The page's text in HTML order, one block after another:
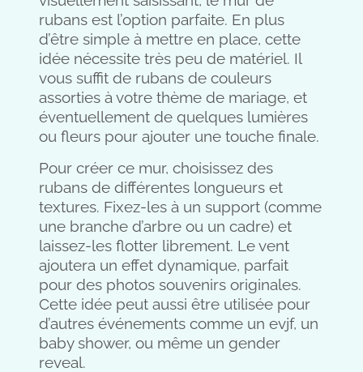
rubans est l’option parfaite. En plus
d’être simple à mettre en place, cette
idée nécessite très peu de matériel. Il
vous suffit de rubans de couleurs
assorties à votre thème de mariage, et
éventuellement de quelques lumières
ou fleurs pour ajouter une touche finale.
Pour créer ce mur, choisissez des
rubans de différentes longueurs et
textures. Fixez-les à un support (comme
une branche d’arbre ou un cadre) et
laissez-les flotter librement. Le vent
ajoutera un effet dynamique, parfait
pour des photos souvenirs originales.
Cette idée peut aussi être utilisée pour
d’autres événements comme un evjf, un
baby shower, ou même un gender
reveal.